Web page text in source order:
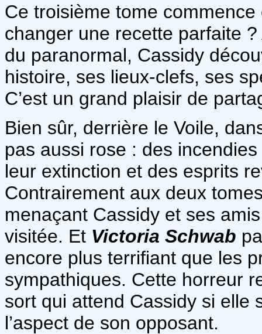
Ce troisième tome
changer une recette parfaite
du paranormal, Cassidy
histoire, ses lieux-clefs, ses
C’est un grand plaisir de
Bien sûr, derrière le Voile,
pas aussi rose : des
leur extinction et des esprits
Contrairement aux deux
menaçant Cassidy et ses
visitée. Et Victoria Schwab
encore plus terrifiant que les
sympathiques. Cette horreur
sort qui attend Cassidy si elle
l’aspect de son opposant.